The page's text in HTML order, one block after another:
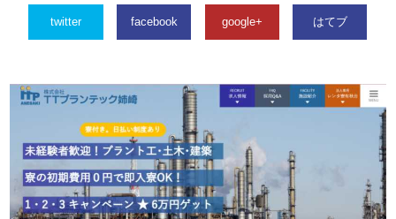
twitter facebook google+ はてブ